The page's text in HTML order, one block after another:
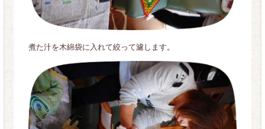
煮た汁を木綿袋に入れて絞って濾します。